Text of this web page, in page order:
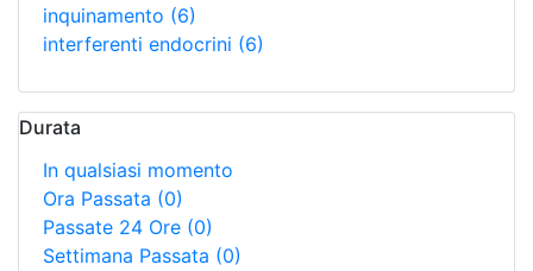
inquinamento (6)
interferenti endocrini (6)
Durata
In qualsiasi momento
Ora Passata (0)
Passate 24 Ore (0)
Settimana Passata (0)